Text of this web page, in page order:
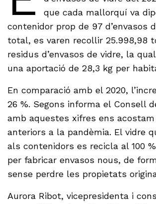
que cada mallorquí va
contenidor prop de 97 d’envasos
total, es varen recollir 25.998,98
residus d’envasos de vidre, la
una aportació de 28,3 kg per
En comparació amb el 2020,
26 %. Segons informa el Consell
amb aquestes xifres ens
anteriors a la pandèmia. El vidre
als contenidors es recicla al 100
per fabricar envasos nous, de
sense perdre les propietats
Aurora Ribot, vicepresidenta i